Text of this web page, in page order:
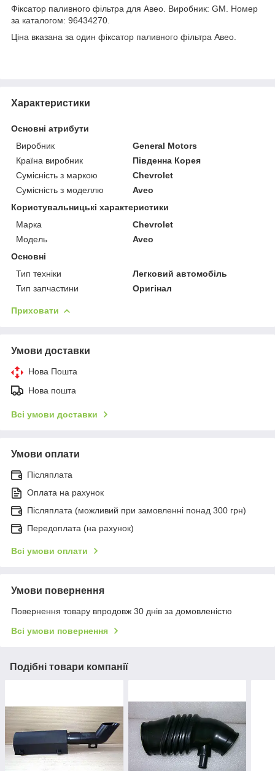
Фіксатор паливного фільтра для Авео. Виробник: GM. Номер
за каталогом: 96434270.
Ціна вказана за один фіксатор паливного фільтра Авео.
Характеристики
Основні атрибути
Виробник
General Motors
Країна виробник
Південна Корея
Сумісність з маркою
Chevrolet
Сумісність з моделлю
Aveo
Користувальницькі характеристики
Марка
Chevrolet
Модель
Aveo
Основні
Тип техніки
Легковий автомобіль
Тип запчастини
Оригінал
Приховати
Умови доставки
Нова Пошта
Нова пошта
Всі умови доставки
Умови оплати
Післяплата
Оплата на рахунок
Післяплата (можливий при замовленні понад 300 грн)
Передоплата (на рахунок)
Всі умови оплати
Умови повернення
Повернення товару впродовж 30 днів за домовленістю
Всі умови повернення
Подібні товари компанії